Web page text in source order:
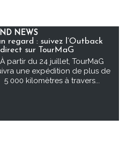
NEWS
regard : suivez l’Outback
sur TourMaG
À partir du 24 juillet, TourMaG
une expédition de plus de
5 000 kilomètres à travers...